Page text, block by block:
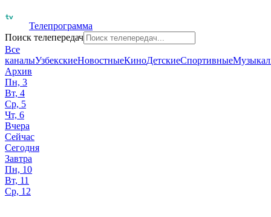
Телепрограмма
Поиск телепередач
Все
каналыУзбекскиеНовостныеКиноДетскиеСпортивные
Архив
Пн, 3
Вт, 4
Ср, 5
Чт, 6
Вчера
Сейчас
Сегодня
Завтра
Пн, 10
Вт, 11
Ср, 12